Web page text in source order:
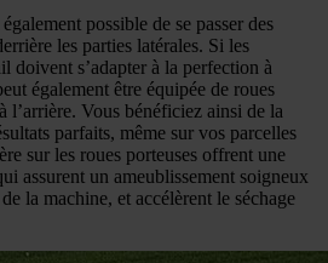
possible de se passer des
les parties latérales. Si les
doivent s’adapter à la perfection à
également être équipée de roues
l’arrière. Vous bénéficiez ainsi de la
parfaits, même sur vos parcelles
sur les roues porteuses offrent une
assurent un ameublissement soigneux
la machine, et accélèrent le séchage